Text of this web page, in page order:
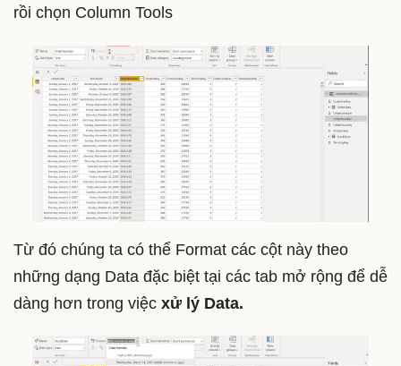
rồi chọn Column Tools
Từ đó chúng ta có thể Format các cột này theo
những dạng Data đặc biệt tại các tab mở rộng để dễ
dàng hơn trong việc xử lý Data.